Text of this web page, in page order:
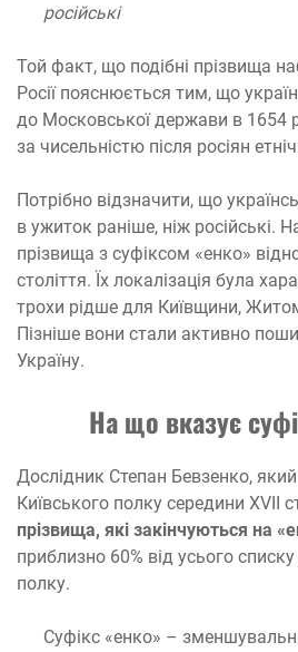
російські
Той факт, що подібні прізвища
Росії пояснюється тим, що
до Московської держави в 1654
за чисельністю після росіян
Потрібно відзначити, що
в ужиток раніше, ніж російські.
прізвища з суфіксом «енко»
століття. Їх локалізація була
трохи рідше для Київщини,
Пізніше вони стали активно
Україну.
На що вказує
Дослідник Степан Бевзенко,
Київського полку середини XVII
прізвища, які закінчуються на
приблизно 60% від усього
полку.
Суфікс «енко» –